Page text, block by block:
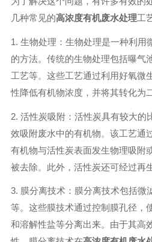
几种常见的高浓度有机废水处理工
1. 生物处理：生物处理是一种利用
的方法。传统的生物处理包括曝气
工艺等。这些工艺通过利用好氧微
性降低有机物浓度，并将其转化为
2. 活性炭吸附：活性炭具有较大的
效吸附废水中的有机物。该工艺通
有机物与活性炭表面发生物理吸附
被去除。此外，活性炭还可经过再
3. 膜分离技术：膜分离技术包括微
等。这些膜技术通过控制膜孔径，
和溶解性盐等分离出来。由于其高